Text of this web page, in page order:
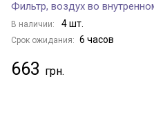
Фильтр, воздух во
В наличии: 4 шт.
Срок ожидания: 6 часов
663